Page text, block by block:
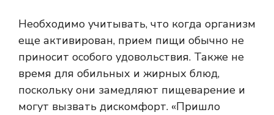
Необходимо учитывать, что когда организм
еще активирован, прием пищи обычно не
приносит особого удовольствия. Также не
время для обильных и жирных блюд,
поскольку они замедляют пищеварение и
могут вызвать дискомфорт. «Пришло